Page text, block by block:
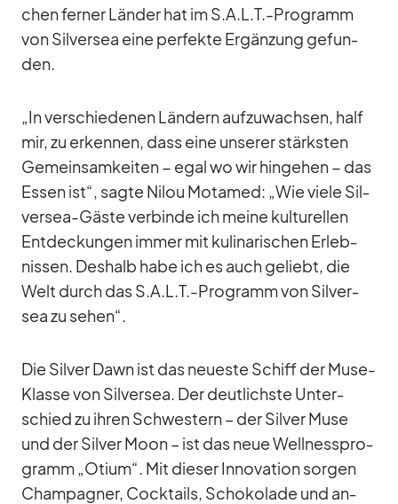
chen fer­ner Län­der hat im S.A.L.T.-Programm
von Sil­ver­sea eine per­fekte Er­gän­zung ge­fun­
den.
„In ver­schie­de­nen Län­dern auf­zu­wach­sen, half
mir, zu er­ken­nen, dass eine un­se­rer stärks­ten
Ge­mein­sam­kei­ten − egal wo wir hin­ge­hen − das
Es­sen ist“, sagte Ni­lou Mo­ta­med: „Wie viele Sil­
ver­sea-Gäste ver­binde ich meine kul­tu­rel­len
Ent­de­ckun­gen im­mer mit ku­li­na­ri­schen Er­leb­
nis­sen. Des­halb habe ich es auch ge­liebt, die
Welt durch das S.A.L.T.-Programm von Sil­ver­
sea zu se­hen“.
Die Sil­ver Dawn ist das neu­este Schiff der Muse-
Klasse von Sil­ver­sea. Der deut­lichste Un­ter­
schied zu ih­ren Schwes­tern – der Sil­ver Muse
und der Sil­ver Moon – ist das neue Well­ness­pro­
gramm „Otium“. Mit die­ser In­no­va­tion sor­gen
Cham­pa­gner, Cock­tails, Scho­ko­lade und an­